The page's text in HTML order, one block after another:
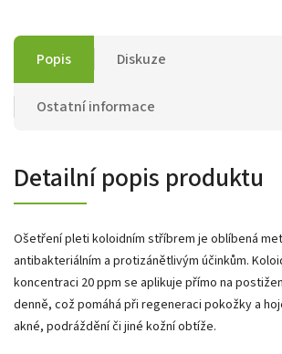
Popis Diskuze
Ostatní informace
Detailní popis produktu
Ošetření pleti koloidním stříbrem je oblíbená
antibakteriálním a protizánětlivým účinkům.
koncentraci 20 ppm se aplikuje přímo na
denně, což pomáhá při regeneraci pokožky a
akné, podráždění či jiné kožní obtíže.